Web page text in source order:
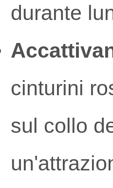
durante
cinturini
sul collo